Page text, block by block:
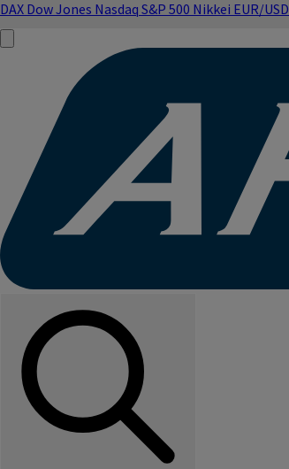
DAX Dow Jones Nasdaq S&P 500 Nikkei EUR/USD